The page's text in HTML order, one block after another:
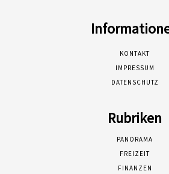
KONTAKT
IMPRESSUM
DATENSCHUTZ
Rubriken
PANORAMA
FREIZEIT
FINANZEN